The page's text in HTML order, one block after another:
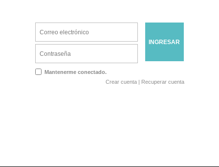
Mantenerme conectado.
Crear cuenta| Recuperar cuenta